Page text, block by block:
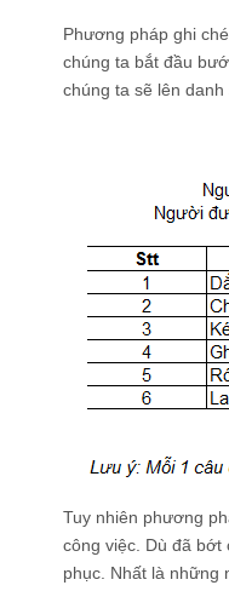
Phương pháp ghi
chúng ta bắt đầu
chúng ta sẽ lên
Tuy nhiên phương
công việc. Dù đã
phục. Nhất là những